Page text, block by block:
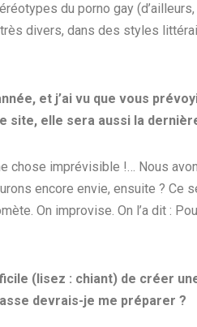
du porno gay (d’ailleurs,
divers, dans des styles
et j’ai vu que vous
site, elle sera aussi la
chose imprévisible !… Nous
encore envie, ensuite ? Ce
On improvise. On l’a dit :
(lisez : chiant) de créer
devrais-je me préparer ?